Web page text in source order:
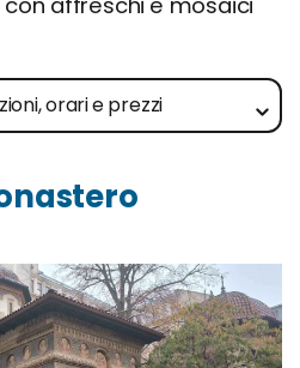
orari e prezzi